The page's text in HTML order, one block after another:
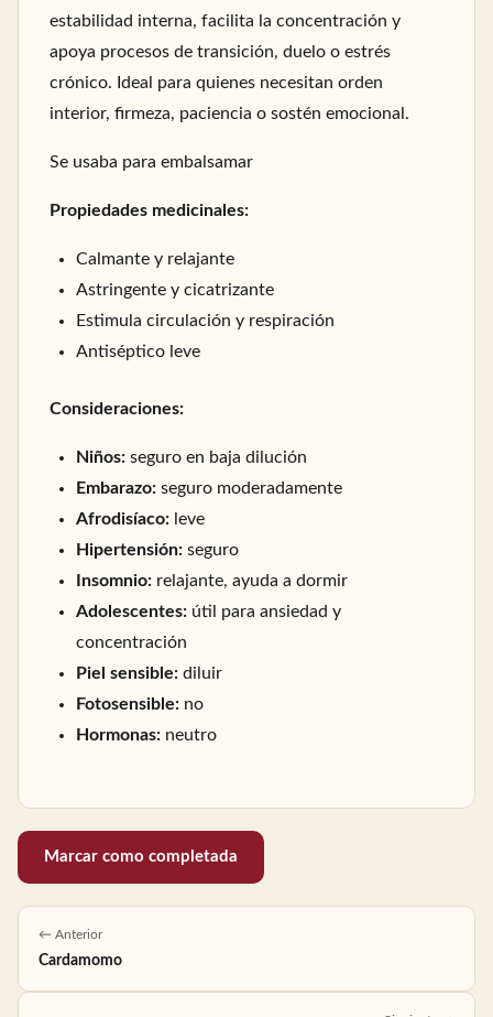
estabilidad interna, facilita la concentración y
apoya procesos de transición, duelo o estrés
crónico. Ideal para quienes necesitan orden
interior, firmeza, paciencia o sostén emocional.
Se usaba para embalsamar
Propiedades medicinales:
Calmante y relajante
Astringente y cicatrizante
Estimula circulación y respiración
Antiséptico leve
Consideraciones:
Niños: seguro en baja dilución
Embarazo: seguro moderadamente
Afrodisíaco: leve
Hipertensión: seguro
Insomnio: relajante, ayuda a dormir
Adolescentes: útil para ansiedad y
concentración
Piel sensible: diluir
Fotosensible: no
Hormonas: neutro
Marcar como completada
← Anterior
Cardamomo